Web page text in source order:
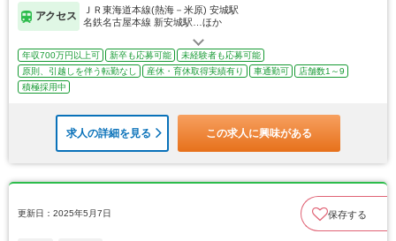
アクセス
ＪＲ東海道本線(熱海－米原) 安城駅
名鉄名古屋本線 新安城駅…ほか
年収700万円以上可 新卒も応募可能
未経験者も応募可能
原則、引越しを伴う転勤なし
産休・育休取得実績有り 車通勤可
店舗数1～9
積極採用中
求人の詳細を見る この求人に興味がある
更新日：2025年5月7日 保存する